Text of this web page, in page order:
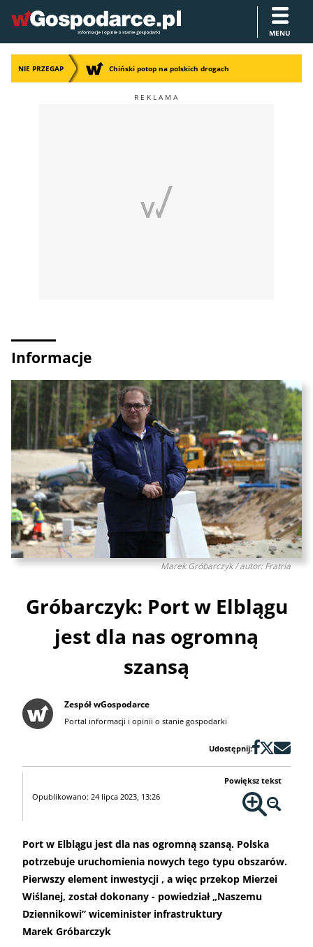
MENU
NIE PRZEGAP Chiński potop na polskich drogach
Informacje
Marek Gróbarczyk / autor: Fratria
Gróbarczyk: Port w Elblągu
jest dla nas ogromną
szansą
Zespół wGospodarce
Portal informacji i opinii o stanie gospodarki
Udostępnij:
Opublikowano: 24 lipca 2023, 13:26
Powiększ tekst
Port w Elblągu jest dla nas ogromną szansą. Polska
potrzebuje uruchomienia nowych tego typu obszarów.
Pierwszy element inwestycji , a więc przekop Mierzei
Wiślanej, został dokonany - powiedział „Naszemu
Dziennikowi” wiceminister infrastruktury
Marek Gróbarczyk